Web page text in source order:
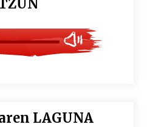
LAGUNA